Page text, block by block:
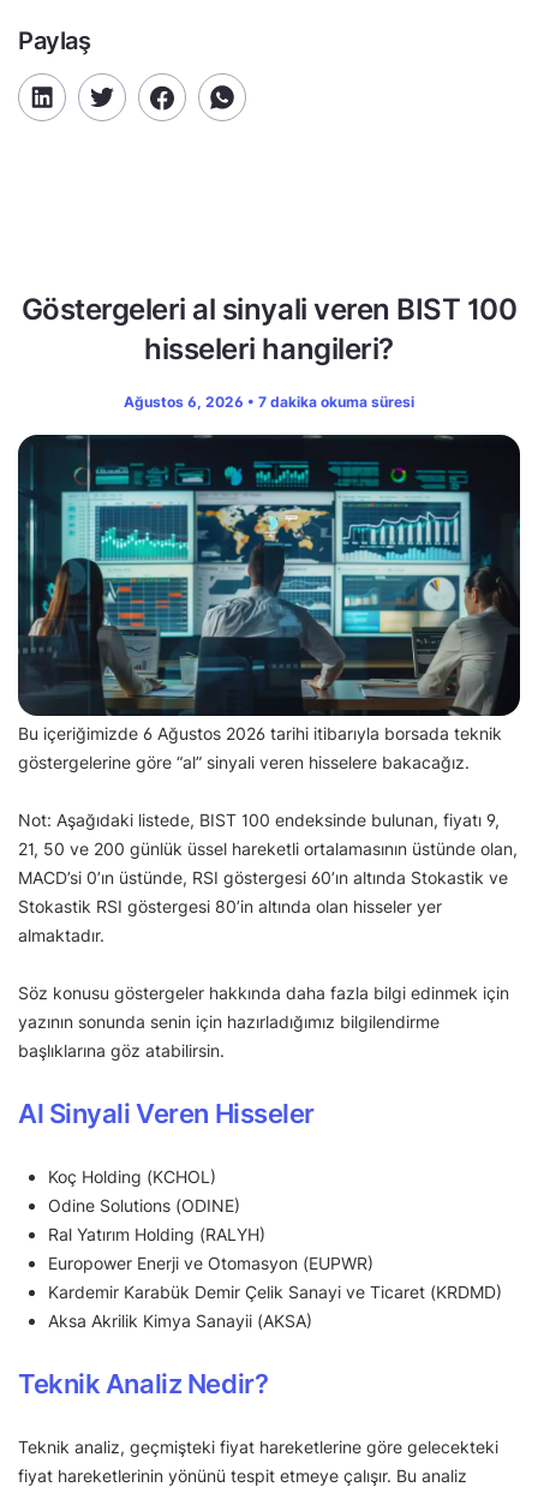
Paylaş
Göstergeleri al sinyali veren BIST 100
hisseleri hangileri?
Ağustos 6, 2026 • 7 dakika okuma süresi
Bu içeriğimizde 6 Ağustos 2026 tarihi itibarıyla borsada teknik
göstergelerine göre “al” sinyali veren hisselere bakacağız.
Not: Aşağıdaki listede, BIST 100 endeksinde bulunan, fiyatı 9,
21, 50 ve 200 günlük üssel hareketli ortalamasının üstünde olan,
MACD’si 0’ın üstünde, RSI göstergesi 60’ın altında Stokastik ve
Stokastik RSI göstergesi 80’in altında olan hisseler yer
almaktadır.
Söz konusu göstergeler hakkında daha fazla bilgi edinmek için
yazının sonunda senin için hazırladığımız bilgilendirme
başlıklarına göz atabilirsin.
Al Sinyali Veren Hisseler
Koç Holding (KCHOL)
Odine Solutions (ODINE)
Ral Yatırım Holding (RALYH)
Europower Enerji ve Otomasyon (EUPWR)
Kardemir Karabük Demir Çelik Sanayi ve Ticaret (KRDMD)
Aksa Akrilik Kimya Sanayii (AKSA)
Teknik Analiz Nedir?
Teknik analiz, geçmişteki fiyat hareketlerine göre gelecekteki
fiyat hareketlerinin yönünü tespit etmeye çalışır. Bu analiz